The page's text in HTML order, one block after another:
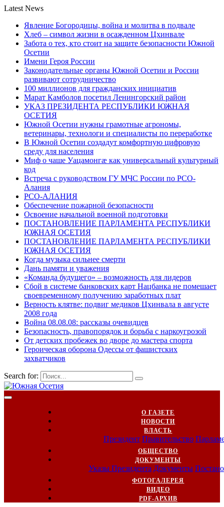
Latest News
Явление Богородицы, война и молитва в подвале
Хлеб – символ жизни в осажденном Цхинвале
Забота о тех, кто стоит на защите безопасности Южной
Осетии
Имени Героя России
Законодательные органы Южной Осетии и России
развивают сотрудничество
100 миллионов для гражданских инициатив
Марат Камболов посетил Ленингорский район
УКАЗ ПРЕЗИДЕНТА РЕСПУБЛИКИ ЮЖНАЯ
ОСЕТИЯ
Южной Осетии нужны грамотные агрономы,
ветеринары, технологи и специалисты по переработке
В Южной Осетии создадут комфортную цифровую
среду для населения
Миф о чаше Уацамонгæ как универсальный культурный
код
Встреча с руководством ГУ МЧС России по РСО-
Алания
РСО-АЛАНИЯ
Обеспечение пожарной безопасности
Освоение начальной военной подготовки
ПОСТАНОВЛЕНИЕ ПАРЛАМЕНТА РЕСПУБЛИКИ
ЮЖНАЯ ОСЕТИЯ
ПОСТАНОВЛЕНИЕ ПАРЛАМЕНТА РЕСПУБЛИКИ
ЮЖНАЯ ОСЕТИЯ
Когда музыка сильнее смерти
Дань памяти и уважения
«Команда будущего» – возможность для лидеров
Сбой в системе банковских карт Нацбанка не помешает
своевременному получению заработных плат
Верность клятве: подвиг медиков Цхинвала в августе
2008 года
Война 08.08.08: рассказы очевидцев
Безопасность, правопорядок и борьба с наркоугрозой
От детских пробежек во дворе до мастера спорта
Героическая оборона Одессы от фашистских
захватчиков
Search for:
О ГАЗЕТЕ
НОВОСТИ
ВЛАСТЬ
Президент Правительство
ОБЩЕСТВО
ДОКУМЕНТЫ
Указы Президента Документы
ФОТОГАЛЕРЕЯ
ВИДЕО
PDF-АРХИВ